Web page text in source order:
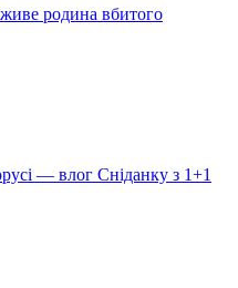
живе родина вбитого
— влог Сніданку з 1+1